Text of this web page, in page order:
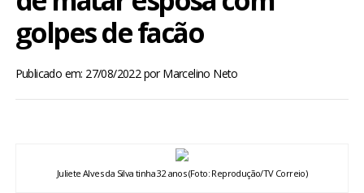
POMBAL E REGIÃO
PARAÍBA
BRASIL
golpes de facão
Publicado em: 27/08/2022porMarcelino Neto
Juliete Alves da Silva tinha 32 anos (Foto: Reprodução/TV Correio)